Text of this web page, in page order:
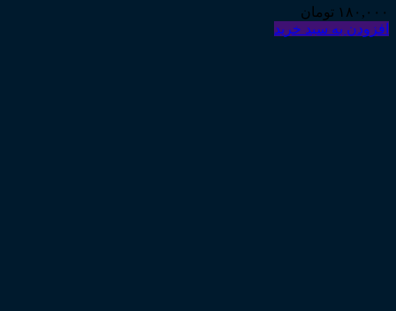
۱۸۰,۰۰۰ تومان
افزودن به سبد خرید